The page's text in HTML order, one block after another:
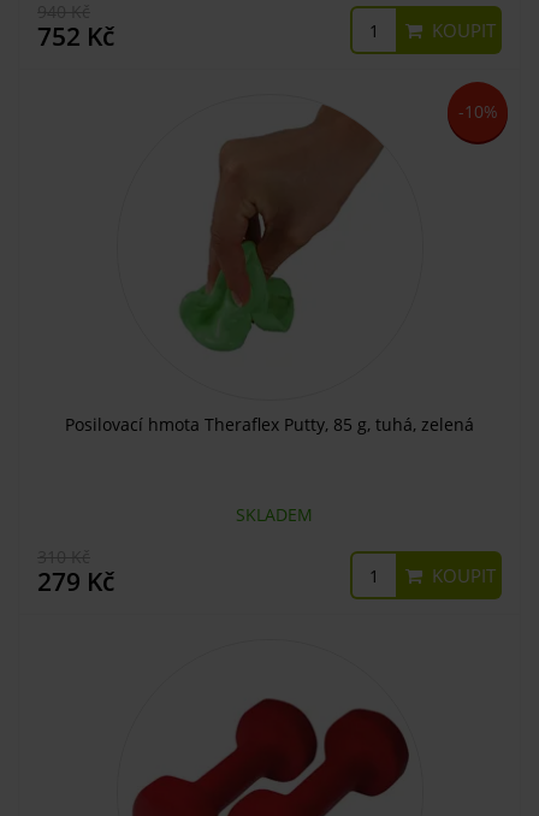
752 Kč KOUPIT
-10%
Posilovací hmota Theraflex Putty, 85 g, tuhá, zelená
SKLADEM
279 Kč KOUPIT